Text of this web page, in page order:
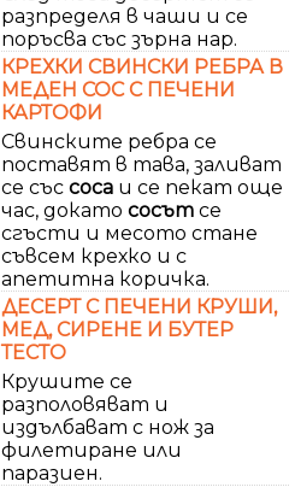
разпределя в чаши и се
поръсва със зърна нар.
КРЕХКИ СВИНСКИ РЕБРА В
МЕДЕН СОС С ПЕЧЕНИ
КАРТОФИ
Свинските ребра се
поставят в тава, заливат
се със соса и се пекат още
час, докато сосът се
сгъсти и месото стане
съвсем крехко и с
апетитна коричка.
ДЕСЕРТ С ПЕЧЕНИ КРУШИ,
МЕД, СИРЕНЕ И БУТЕР
ТЕСТО
Крушите се
разполовяват и
издълбават с нож за
филетиране или
паразиен.